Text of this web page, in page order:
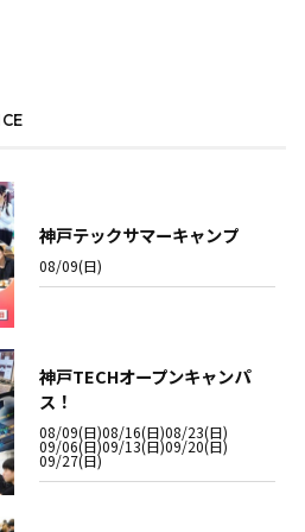
神戸テックサマーキャンプ
08/09(日)
神戸TECHオープンキャンパ
ス！
08/09(日)08/16(日)08/23(日)
09/06(日)09/13(日)09/20(日)
09/27(日)